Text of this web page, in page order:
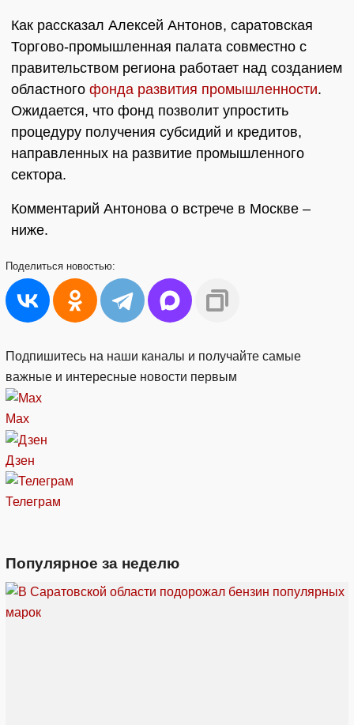
Как рассказал Алексей Антонов, саратовская
Торгово-промышленная палата совместно с
правительством региона работает над созданием
областного фонда развития промышленности.
Ожидается, что фонд позволит упростить
процедуру получения субсидий и кредитов,
направленных на развитие промышленного
сектора.
Комментарий Антонова о встрече в Москве –
ниже.
Поделиться новостью:
Подпишитесь на наши каналы и получайте самые
важные и интересные новости первым
Max
Дзен
Телеграм
Популярное за неделю